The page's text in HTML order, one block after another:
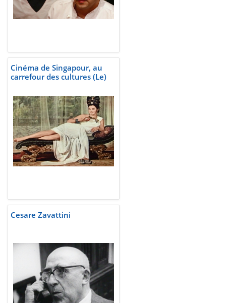
Cinéma de Singapour, au
carrefour des cultures (Le)
Cesare Zavattini